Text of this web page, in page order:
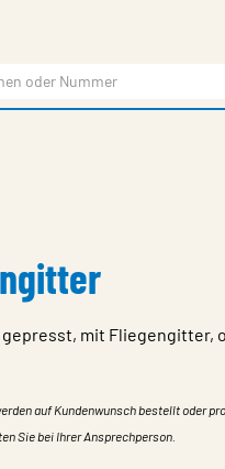
mit Fliegengitter,
auf Kundenwunsch bestellt oder
Sie bei Ihrer Ansprechperson.